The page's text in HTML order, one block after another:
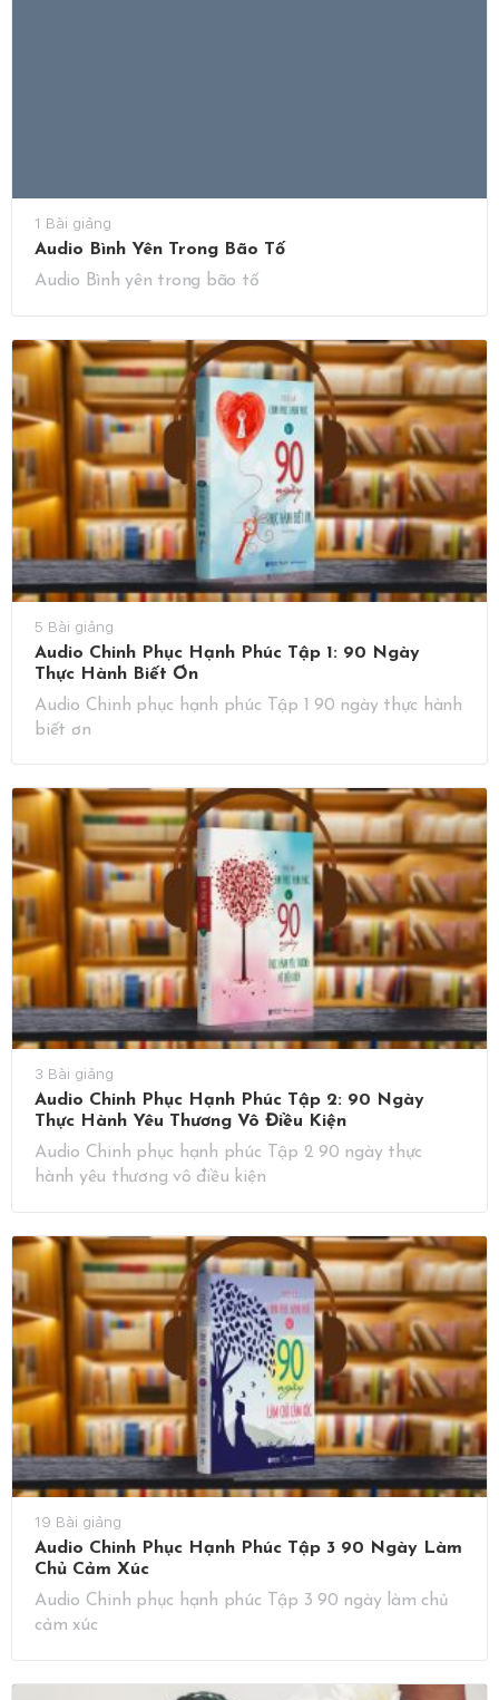
1 Bài giảng
Audio Bình Yên Trong Bão Tố
Audio Bình yên trong bão tố
5 Bài giảng
Audio Chinh Phục Hạnh Phúc Tập 1: 90 Ngày
Thực Hành Biết Ơn
Audio Chinh phục hạnh phúc Tập 1 90 ngày thực hành
biết ơn
3 Bài giảng
Audio Chinh Phục Hạnh Phúc Tập 2: 90 Ngày
Thực Hành Yêu Thương Vô Điều Kiện
Audio Chinh phục hạnh phúc Tập 2 90 ngày thực
hành yêu thương vô điều kiện
19 Bài giảng
Audio Chinh Phục Hạnh Phúc Tập 3 90 Ngày Làm
Chủ Cảm Xúc
Audio Chinh phục hạnh phúc Tập 3 90 ngày làm chủ
cảm xúc